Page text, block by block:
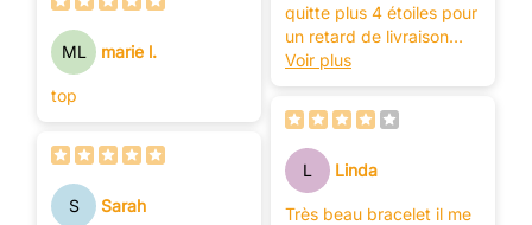
ML marie l.
top
S Sarah
quitte plus 4 étoiles pour
un retard de livraison
merci l'équipe
Voir plus
L Linda
Très beau bracelet il me